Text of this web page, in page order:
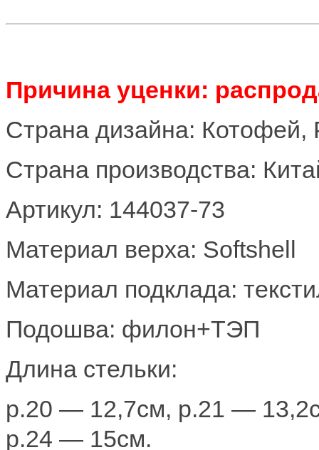
Причина уценки:
Страна дизайна: Котофей,
Страна производства:
Артикул: 144037-73
Материал верха: Softshell
Материал подклада:
Подошва: филон+ТЭП
Длина стельки:
р.20 — 12,7см, р.21 —
р.24 — 15см.